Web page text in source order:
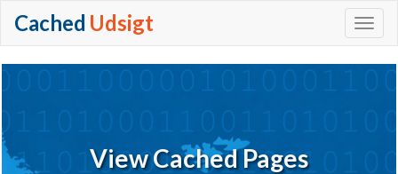
+
Cached Udsigt
View Cached Pages